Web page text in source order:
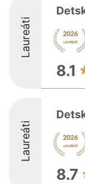
Laureáti
8.1
Laureáti
8.7